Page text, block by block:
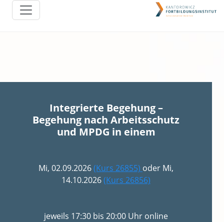
Integrierte Begehung –
Begehung nach Arbeitsschutz
und MPDG in einem
Mi, 02.09.2026(Kurs 26855) oder Mi,
14.10.2026(Kurs 26856)
jeweils 17:30 bis 20:00 Uhr online